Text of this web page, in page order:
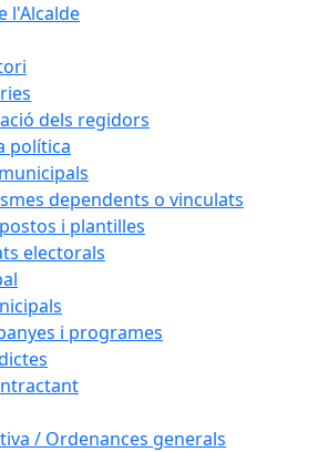
l'Alcalde
dels regidors
política
dependents o vinculats
i plantilles
electorals
i programes
/ Ordenances generals